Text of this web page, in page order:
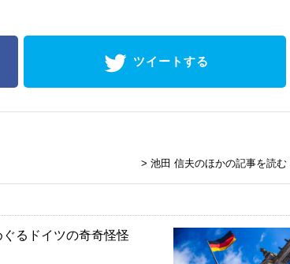
ツイートする
> 池田 信夫のほかの記事を読む
るドイツの奇奇怪怪